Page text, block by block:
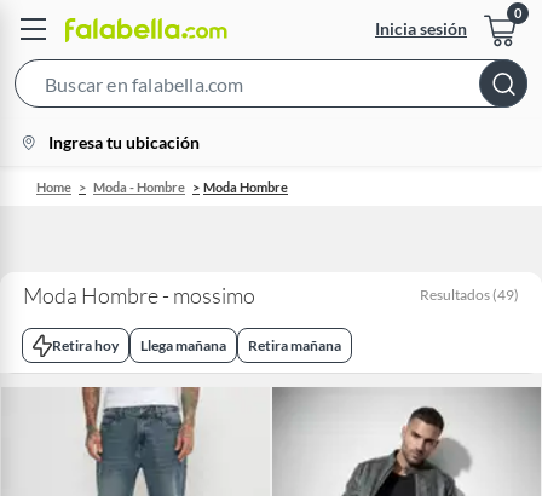
Inicia sesión
Bar
location-
icon
Ingresa tu ubicación
Home Moda - Hombre Moda Hombre
Moda Hombre - mossimo Resultados (49)
Retira hoy Llega mañana Retira mañana